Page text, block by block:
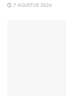
7 AGUSTUS 2026